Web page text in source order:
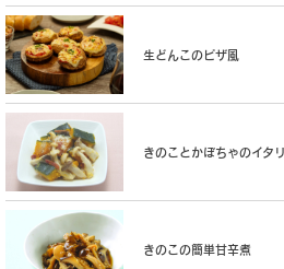
生どんこのピザ風
きのことかぼちゃのイタ
きのこの簡単甘辛煮